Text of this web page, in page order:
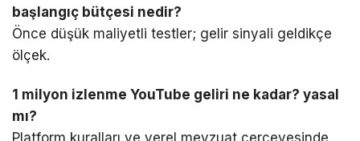
başlangıç bütçesi nedir?
Önce düşük maliyetli testler; gelir sinyali geldikçe
ölçek.
1 milyon izlenme YouTube geliri ne kadar? yasal
mı?